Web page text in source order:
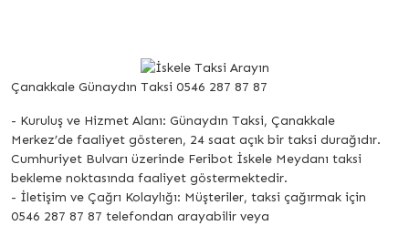
Çanakkale Günaydın Taksi 0546 287 87 87
- Kuruluş ve Hizmet Alanı: Günaydın Taksi, Çanakkale
Merkez’de faaliyet gösteren, 24 saat açık bir taksi durağıdır.
Cumhuriyet Bulvarı üzerinde Feribot İskele Meydanı taksi
bekleme noktasında faaliyet göstermektedir.
- İletişim ve Çağrı Kolaylığı: Müşteriler, taksi çağırmak için
0546 287 87 87 telefondan arayabilir veya